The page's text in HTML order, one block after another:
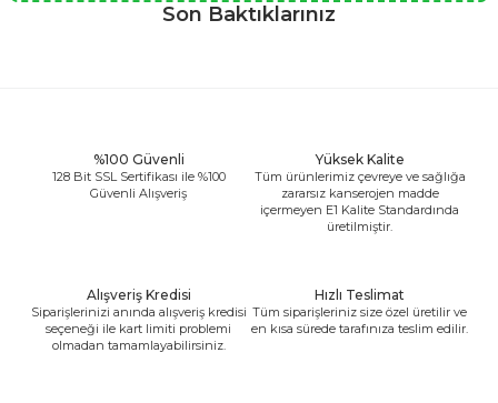
Son Baktıklarınız
%100 Güvenli
128 Bit SSL Sertifikası ile %100
Güvenli Alışveriş
Yüksek Kalite
Tüm ürünlerimiz çevreye ve sağlığa
zararsız kanserojen madde
içermeyen E1 Kalite Standardında
üretilmiştir.
Alışveriş Kredisi
Siparişlerinizi anında alışveriş kredisi
seçeneği ile kart limiti problemi
olmadan tamamlayabilirsiniz.
Hızlı Teslimat
Tüm siparişleriniz size özel üretilir ve
en kısa sürede tarafınıza teslim edilir.